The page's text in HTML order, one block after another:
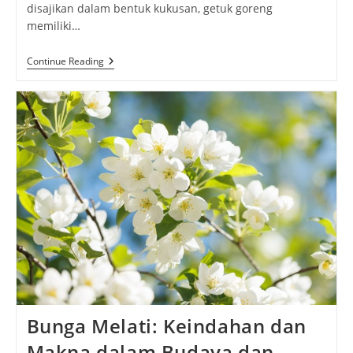
disajikan dalam bentuk kukusan, getuk goreng
memiliki…
Continue ReadingGetuk
Goreng:
Camilan
Tradisional
Yang
Menggoda
Bunga Melati: Keindahan dan